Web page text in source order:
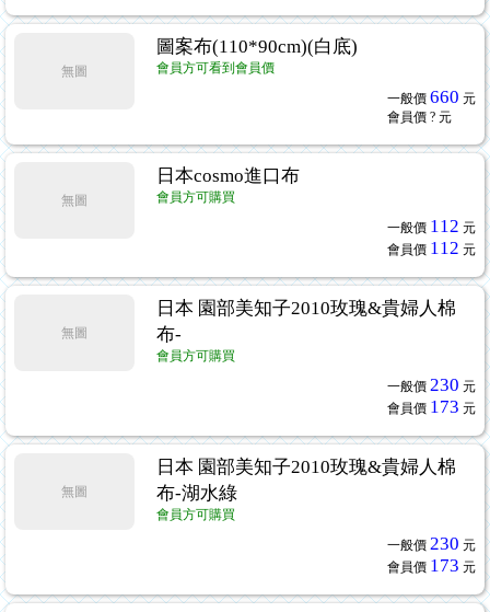
無圖
圖案布(110*90cm)(白底)
會員方可看到會員價
一般價 660 元
會員價 ? 元
無圖
日本cosmo進口布
會員方可購買
一般價 112 元
會員價 112 元
無圖
日本 園部美知子2010玫瑰&貴婦人棉
布-
會員方可購買
一般價 230 元
會員價 173 元
無圖
日本 園部美知子2010玫瑰&貴婦人棉
布-湖水綠
會員方可購買
一般價 230 元
會員價 173 元